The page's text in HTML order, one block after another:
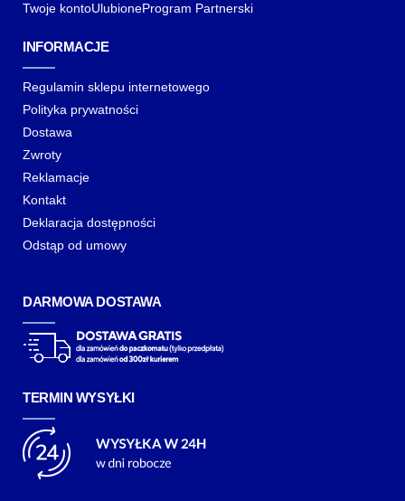
Twoje kontoUlubioneProgram Partnerski
INFORMACJE
Regulamin sklepu internetowego
Polityka prywatności
Dostawa
Zwroty
Reklamacje
Kontakt
Deklaracja dostępności
Odstąp od umowy
DARMOWA DOSTAWA
TERMIN WYSYŁKI